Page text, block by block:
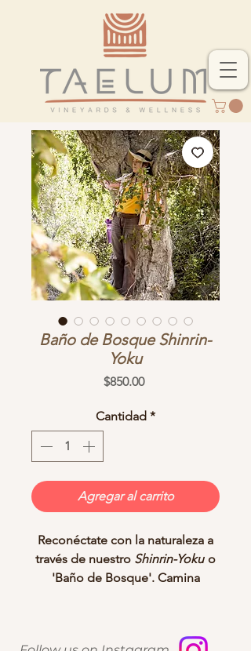
Baño de Bosque Shinrin-
Yoku
$850.00Precio
Cantidad *
Agregar al carrito
Reconéctate con la naturaleza a
través de nuestro Shinrin-Yoku o
'Baño de Bosque'. Camina
bosque relaje tu alma.